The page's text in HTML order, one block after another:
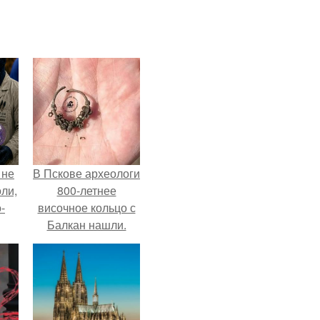
В Пскове археологи
800-летнее
височное кольцо с
Балкан нашли.